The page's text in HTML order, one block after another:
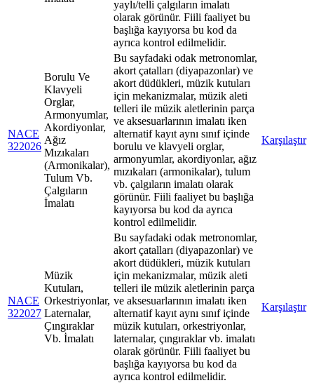
yaylı/telli çalgıların imalatı
olarak görünür. Fiili faaliyet bu
başlığa kayıyorsa bu kod da
ayrıca kontrol edilmelidir.
NACE
322026
Borulu Ve
Klavyeli
Orglar,
Armonyumlar,
Akordiyonlar,
Ağız
Mızıkaları
(Armonikalar),
Tulum Vb.
Çalgıların
İmalatı
Bu sayfadaki odak metronomlar,
akort çatalları (diyapazonlar) ve
akort düdükleri, müzik kutuları
için mekanizmalar, müzik aleti
telleri ile müzik aletlerinin parça
ve aksesuarlarının imalatı iken
alternatif kayıt aynı sınıf içinde
borulu ve klavyeli orglar,
armonyumlar, akordiyonlar, ağız
mızıkaları (armonikalar), tulum
vb. çalgıların imalatı olarak
görünür. Fiili faaliyet bu başlığa
kayıyorsa bu kod da ayrıca
kontrol edilmelidir.
Karşılaştır
NACE
322027
Müzik
Kutuları,
Orkestriyonlar,
Laternalar,
Çıngıraklar
Vb. İmalatı
Bu sayfadaki odak metronomlar,
akort çatalları (diyapazonlar) ve
akort düdükleri, müzik kutuları
için mekanizmalar, müzik aleti
telleri ile müzik aletlerinin parça
ve aksesuarlarının imalatı iken
alternatif kayıt aynı sınıf içinde
müzik kutuları, orkestriyonlar,
laternalar, çıngıraklar vb. imalatı
olarak görünür. Fiili faaliyet bu
başlığa kayıyorsa bu kod da
ayrıca kontrol edilmelidir.
Karşılaştır